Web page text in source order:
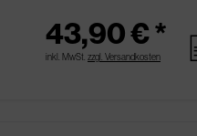
43,90 € *
inkl. MwSt. zzgl. Versandkosten